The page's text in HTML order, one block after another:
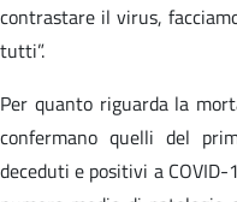
contrastare il virus,
tutti”.
Per quanto riguarda la
confermano quelli del
deceduti e positivi a COVID-